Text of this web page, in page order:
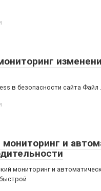
в безопасности сайта
мониторинг и
мониторинг и